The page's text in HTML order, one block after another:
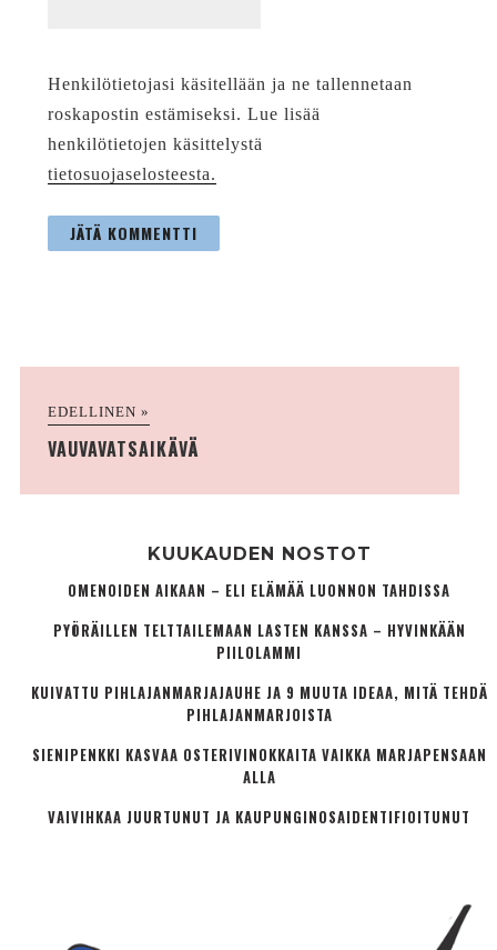
Henkilötietojasi käsitellään ja ne tallennetaan
roskapostin estämiseksi. Lue lisää
henkilötietojen käsittelystä
tietosuojaselosteesta.
EDELLINEN »
VAUVAVATSAIKÄVÄ
KUUKAUDEN NOSTOT
OMENOIDEN AIKAAN – ELI ELÄMÄÄ LUONNON TAHDISSA
PYÖRÄILLEN TELTTAILEMAAN LASTEN KANSSA – HYVINKÄÄN
PIILOLAMMI
KUIVATTU PIHLAJANMARJAJAUHE JA 9 MUUTA IDEAA, MITÄ TEHDÄ
PIHLAJANMARJOISTA
SIENIPENKKI KASVAA OSTERIVINOKKAITA VAIKKA MARJAPENSAAN
ALLA
VAIVIHKAA JUURTUNUT JA KAUPUNGINOSA­IDENTIFIOITUNUT